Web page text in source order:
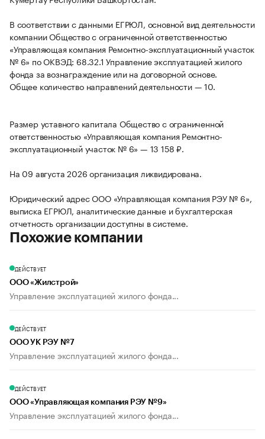
В соответствии с данными ЕГРЮЛ, основной вид деятельности
компании Общество с ограниченной ответственностью
«Управляющая компания Ремонтно-эксплуатационный участок
№ 6» по ОКВЭД: 68.32.1 Управление эксплуатацией жилого
фонда за вознаграждение или на договорной основе.
Общее количество направлений деятельности — 10.
Размер уставного капитала Общество с ограниченной
ответственностью «Управляющая компания Ремонтно-
эксплуатационный участок № 6» — 13 158 ₽.
На 09 августа 2026 организация ликвидирована.
Юридический адрес ООО «Управляющая компания РЭУ № 6»,
выписка ЕГРЮЛ, аналитические данные и бухгалтерская
отчетность организации доступны в системе.
Похожие компании
ДЕЙСТВУЕТ
ООО «Жилстрой»
Управление эксплуатацией жилого фонда...
ДЕЙСТВУЕТ
ООО УК РЭУ №7
Управление эксплуатацией жилого фонда...
ДЕЙСТВУЕТ
ООО «Управляющая компания РЭУ №9»
Управление эксплуатацией жилого фонда...